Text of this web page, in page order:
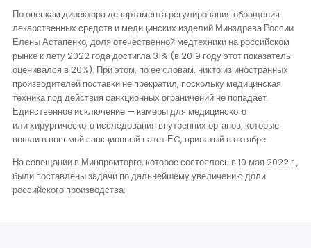
По оценкам директора департамента регулирования обращения
лекарственных средств и медицинских изделий Минздрава России
Елены Астапенко, доля отечественной медтехники на российском
рынке к лету 2022 года достигла 31% (в 2019 году этот показатель
оценивался в 20%). При этом, по ее словам, никто из иностранных
производителей поставки не прекратил, поскольку медицинская
техника под действия санкционных ограничений не попадает.
Единственное исключение — камеры для медицинского
или хирургического исследования внутренних органов, которые
вошли в восьмой санкционный пакет ЕC, принятый в октябре.
На совещании в Минпромторге, которое состоялось в 10 мая 2022 г.,
были поставлены задачи по дальнейшему увеличению доли
российского производства: